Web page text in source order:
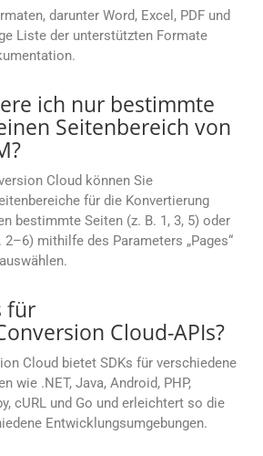
darunter Word, Excel, PDF und
Liste der unterstützten Formate
ich nur bestimmte
Seitenbereich von
Cloud können Sie
für die Konvertierung
bestimmte Seiten (z. B. 1, 3, 5) oder
2–6) mithilfe des Parameters „Pages“
für
Cloud-APIs?
Cloud bietet SDKs für verschiedene
wie .NET, Java, Android, PHP,
cURL und Go und erleichtert so die
Entwicklungsumgebungen.